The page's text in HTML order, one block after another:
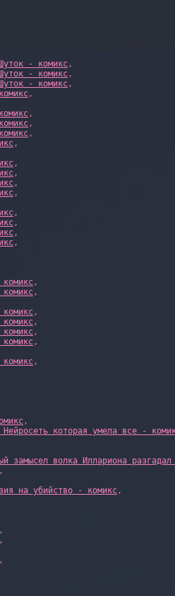
- комикс,
- комикс,
- комикс,
,
,
,
,
,
,
,
,
,
,
,
,
,
,
,
,
,
,
,
,
,
которая умела все -
замысел волка Иллариона
,
на убийство - комикс,
,
,
,